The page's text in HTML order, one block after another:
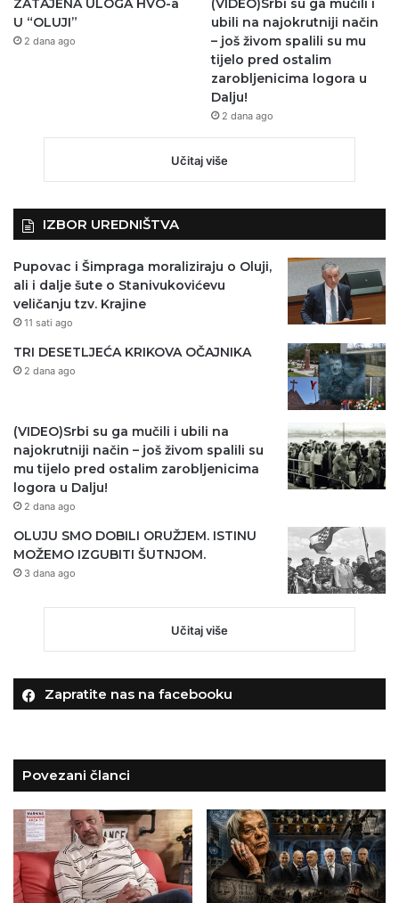
ZATAJENA ULOGA HVO-a
U “OLUJI”
2 dana ago
(VIDEO)Srbi su ga mučili i
ubili na najokrutniji način
– još živom spalili su mu
tijelo pred ostalim
zarobljenicima logora u
Dalju!
2 dana ago
Učitaj više
IZBOR UREDNIŠTVA
Pupovac i Šimpraga moraliziraju o Oluji,
ali i dalje šute o Stanivukovićevu
veličanju tzv. Krajine
11 sati ago
TRI DESETLJEĆA KRIKOVA OČAJNIKA
2 dana ago
(VIDEO)Srbi su ga mučili i ubili na
najokrutniji način – još živom spalili su
mu tijelo pred ostalim zarobljenicima
logora u Dalju!
2 dana ago
OLUJU SMO DOBILI ORUŽJEM. ISTINU
MOŽEMO IZGUBITI ŠUTNJOM.
3 dana ago
Učitaj više
Zapratite nas na facebooku
Povezani članci